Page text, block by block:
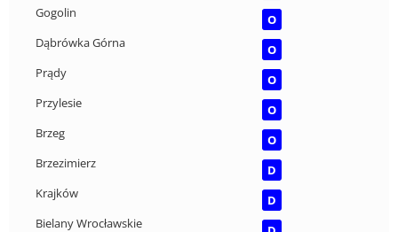
Gogolin
O
Dąbrówka Górna
O
Prądy
O
Przylesie
O
Brzeg
O
Brzezimierz
D
Krajków
D
Bielany Wrocławskie